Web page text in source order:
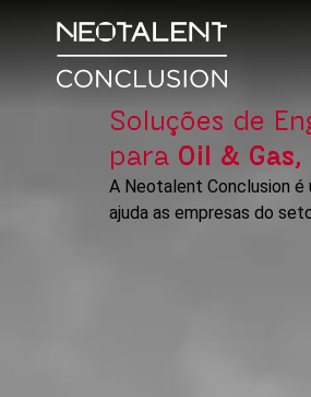
Soluções de
para Oil &
A Neotalent Conclusion é
ajuda as empresas do